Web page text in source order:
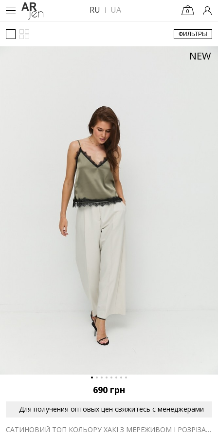
RU UA 0
ФИЛЬТРЫ
NEW
690 грн
Для получения оптовых цен свяжитесь с менеджерами
САТИНОВИЙ ТОП КОЛЬОРУ ХАКІ З МЕРЕЖИВОМ І РОЗРІЗАМИ